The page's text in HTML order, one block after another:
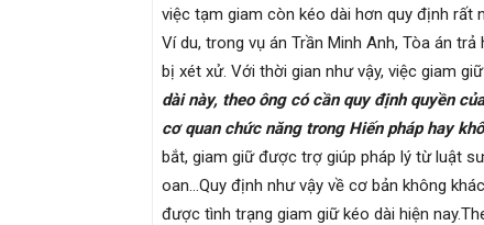
việc tạm giam còn kéo dài hơn quy định rất
Ví du, trong vụ án Trần Minh Anh, Tòa án
bị xét xử. Với thời gian như vậy, việc giam
dài này, theo ông có cần quy định quyền
cơ quan chức năng trong Hiến pháp hay
bắt, giam giữ được trợ giúp pháp lý từ luật
oan…Quy định như vậy về cơ bản không
được tình trạng giam giữ kéo dài hiện